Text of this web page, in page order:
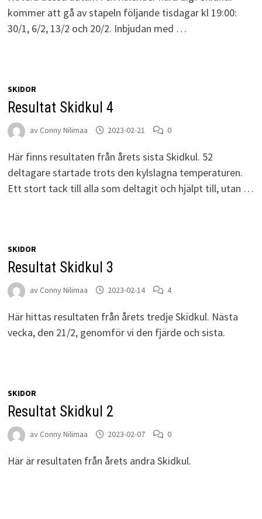
kommer att gå av stapeln följande tisdagar kl 19:00:
30/1, 6/2, 13/2 och 20/2. Inbjudan med …
SKIDOR
Resultat Skidkul 4
av Conny Nilimaa 2023-02-21 0
Här finns resultaten från årets sista Skidkul. 52
deltagare startade trots den kylslagna temperaturen.
Ett stort tack till alla som deltagit och hjälpt till, utan …
SKIDOR
Resultat Skidkul 3
av Conny Nilimaa 2023-02-14 4
Här hittas resultaten från årets tredje Skidkul. Nästa
vecka, den 21/2, genomför vi den fjärde och sista.
SKIDOR
Resultat Skidkul 2
av Conny Nilimaa 2023-02-07 0
Här är resultaten från årets andra Skidkul.